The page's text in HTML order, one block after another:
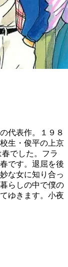
代表作。１９８
生・俊平の上京
でした。フラ
です。退屈を後
な女に知り合っ
らしの中で僕の
ゆきます。小夜